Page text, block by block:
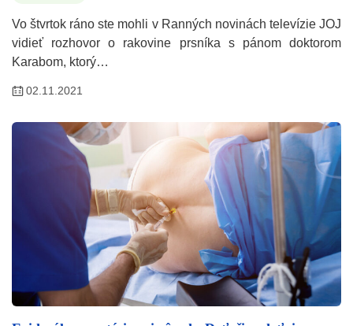
Vo štvrtok ráno ste mohli v Ranných novinách televízie JOJ
vidieť rozhovor o rakovine prsníka s pánom doktorom
Karabom, ktorý…
02.11.2021